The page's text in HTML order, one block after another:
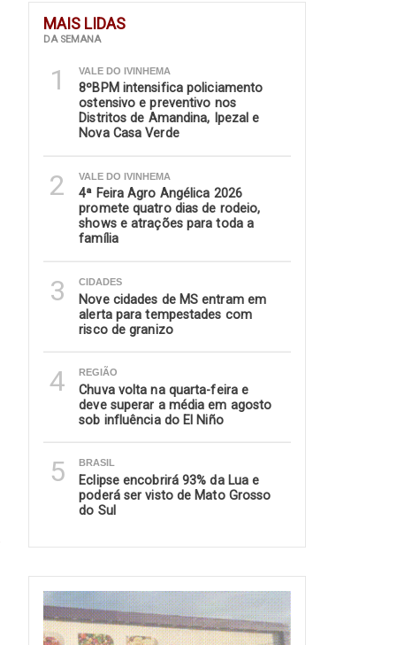
MAIS LIDAS
DA SEMANA
1 VALE DO IVINHEMA
8ºBPM intensifica policiamento
ostensivo e preventivo nos
Distritos de Amandina, Ipezal e
Nova Casa Verde
2 VALE DO IVINHEMA
4ª Feira Agro Angélica 2026
promete quatro dias de rodeio,
shows e atrações para toda a
família
3 CIDADES
Nove cidades de MS entram em
alerta para tempestades com
risco de granizo
4 REGIÃO
Chuva volta na quarta-feira e
deve superar a média em agosto
sob influência do El Niño
5 BRASIL
Eclipse encobrirá 93% da Lua e
poderá ser visto de Mato Grosso
do Sul